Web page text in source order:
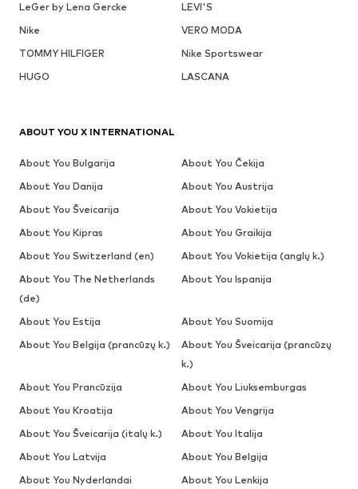
LeGer by Lena Gercke
LEVI'S
Nike
VERO MODA
TOMMY HILFIGER
Nike Sportswear
HUGO
LASCANA
ABOUT YOU X INTERNATIONAL
About You Bulgarija
About You Čekija
About You Danija
About You Austrija
About You Šveicarija
About You Vokietija
About You Kipras
About You Graikija
About You Switzerland (en)
About You Vokietija (anglų k.)
About You The Netherlands
(de)
About You Ispanija
About You Estija
About You Suomija
About You Belgija (prancūzų k.)
About You Šveicarija (prancūzų
k.)
About You Prancūzija
About You Liuksemburgas
About You Kroatija
About You Vengrija
About You Šveicarija (italų k.)
About You Italija
About You Latvija
About You Belgija
About You Nyderlandai
About You Lenkija